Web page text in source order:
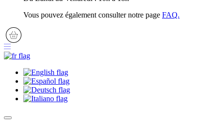
Vous pouvez également consulter notre page FAQ.